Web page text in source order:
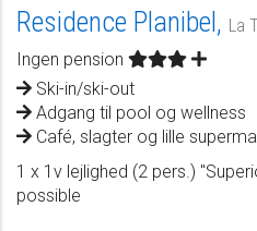
Residence Planibel, La
Ingen pension
Ski-in/ski-out
Adgang til pool og wellness
Café, slagter og lille
1 x 1v lejlighed (2 pers.)
possible